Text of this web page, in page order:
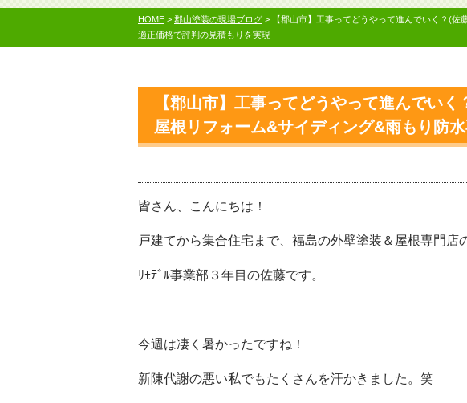
HOME > 郡山塗装の現場ブログ >
【郡山市】工事ってどうやって進んでいく？(
適正価格で評判の見積もりを実現
【郡山市】工事ってどうやって進んでい
屋根リフォーム&サイディング&雨もり防
皆さん、こんにちは！
戸建てから集合住宅まで、福島の外壁塗装＆屋根専門店
ﾘﾓﾃﾞﾙ事業部３年目の佐藤です。
今週は凄く暑かったですね！
新陳代謝の悪い私でもたくさんを汗かきました。笑